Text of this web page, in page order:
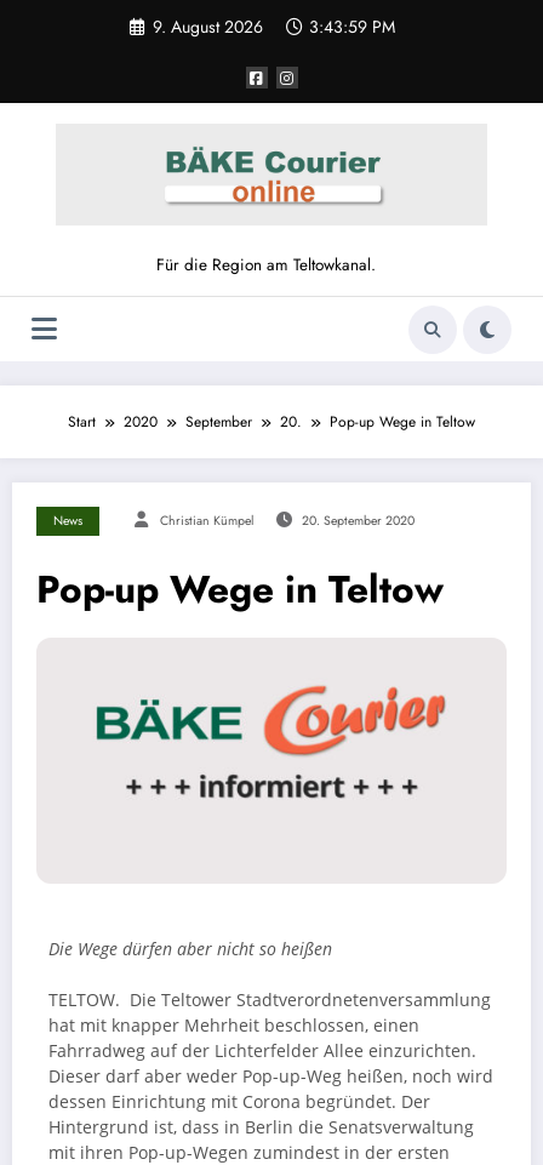
9. August 2026 3:44:00 PM
Für die Region am Teltowkanal.
Start 2020 September 20. Pop-up Wege in Teltow
News Christian Kümpel 20. September 2020
Pop-up Wege in Teltow
Die Wege dürfen aber nicht so heißen
TELTOW. Die Teltower Stadtverordnetenversammlung
hat mit knapper Mehrheit beschlossen, einen
Fahrradweg auf der Lichterfelder Allee einzurichten.
Dieser darf aber weder Pop-up-Weg heißen, noch wird
dessen Einrichtung mit Corona begründet. Der
Hintergrund ist, dass in Berlin die Senatsverwaltung
mit ihren Pop-up-Wegen zumindest in der ersten